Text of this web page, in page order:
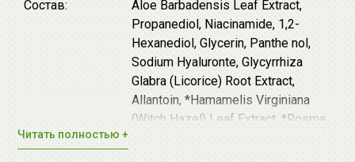
улучшает внешний вид сухой или поврежденной
кожи, также обладает выраженным
осветляющим действием.
витамин B5)восстанавливает
поврежденные ткани и увлажняет глубокие
слои кожи, обладает мощным
восстанавливающим и заживляющим
действием, а также уменьшает воспаления и
Состав:
Aloe Barbadensis Leaf Extract,
Propanediol, Niacinamide, 1,2-
Hexanediol, Glycerin, Panthe nol,
Sodium Hyaluronte, Glycyrrhiza
Glabra (Licorice) Root Extract,
Allantoin, *Hamamelis Virginiana
(Witch Hazel) Leaf Extract, *Rosma
Читать полностью +